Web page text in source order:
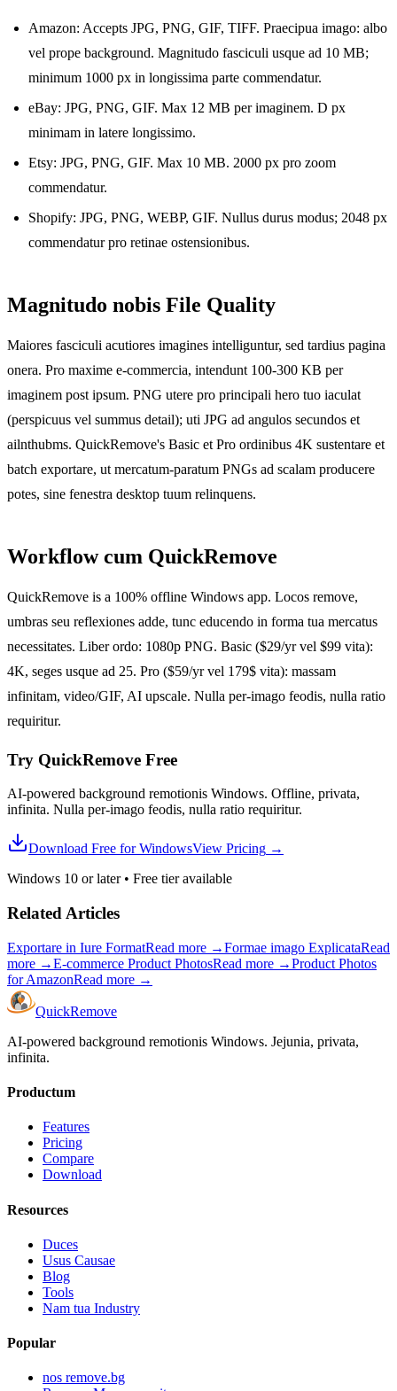
Amazon: Accepts JPG, PNG, GIF, TIFF. Praecipua imago: albo
vel prope background. Magnitudo fasciculi usque ad 10 MB;
minimum 1000 px in longissima parte commendatur.
eBay: JPG, PNG, GIF. Max 12 MB per imaginem. D px
minimam in latere longissimo.
Etsy: JPG, PNG, GIF. Max 10 MB. 2000 px pro zoom
commendatur.
Shopify: JPG, PNG, WEBP, GIF. Nullus durus modus; 2048 px
commendatur pro retinae ostensionibus.
Magnitudo nobis File Quality
Maiores fasciculi acutiores imagines intelliguntur, sed tardius pagina
onera. Pro maxime e-commercia, intendunt 100-300 KB per
imaginem post ipsum. PNG utere pro principali hero tuo iaculat
(perspicuus vel summus detail); uti JPG ad angulos secundos et
ailnthubms. QuickRemove's Basic et Pro ordinibus 4K sustentare et
batch exportare, ut mercatum-paratum PNGs ad scalam producere
potes, sine fenestra desktop tuum relinquens.
Workflow cum QuickRemove
QuickRemove is a 100% offline Windows app. Locos remove,
umbras seu reflexiones adde, tunc educendo in forma tua mercatus
necessitates. Liber ordo: 1080p PNG. Basic ($29/yr vel $99 vita):
4K, seges usque ad 25. Pro ($59/yr vel 179$ vita): massam
infinitam, video/GIF, AI upscale. Nulla per-imago feodis, nulla ratio
requiritur.
Try QuickRemove Free
AI-powered background remotionis Windows. Offline, privata,
infinita. Nulla per-imago feodis, nulla ratio requiritur.
Download Free for WindowsView Pricing →
Windows 10 or later• Free tier available
Related Articles
Exportare in Iure FormatRead more →Formae imago ExplicataRead
more →E-commerce Product PhotosRead more →Product Photos
for AmazonRead more →
QuickRemove
AI-powered background remotionis Windows. Jejunia, privata,
infinita.
Productum
Features
Pricing
Compare
Download
Resources
Duces
Usus Causae
Blog
Tools
Nam tua Industry
Popular
nos remove.bg